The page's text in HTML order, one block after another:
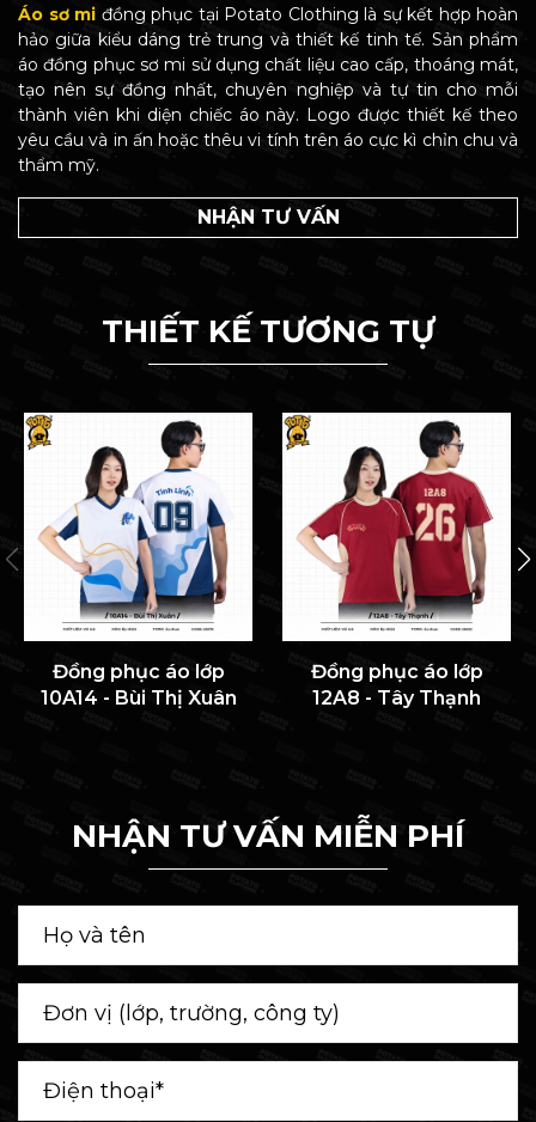
Áo sơ mi đồng phục tại Potato Clothing là sự kết hợp hoàn
hảo giữa kiểu dáng trẻ trung và thiết kế tinh tế. Sản phẩm
áo đồng phục sơ mi sử dụng chất liệu cao cấp, thoáng mát,
tạo nên sự đồng nhất, chuyên nghiệp và tự tin cho mỗi
thành viên khi diện chiếc áo này. Logo được thiết kế theo
yêu cầu và in ấn hoặc thêu vi tính trên áo cực kì chỉn chu và
thẩm mỹ.
NHẬN TƯ VẤN
THIẾT KẾ TƯƠNG TỰ
Đồng phục áo lớp
10A14 - Bùi Thị Xuân
Đồng phục áo lớp
12A8 - Tây Thạnh
NHẬN TƯ VẤN MIỄN PHÍ